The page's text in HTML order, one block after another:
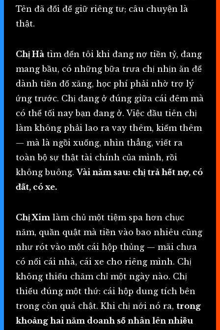
Tên đã đổi để giữ riêng tư; câu chuyện là
thật.
Chị Hà tìm đến tôi khi đang nợ tiền tỷ, đang
mang bầu, có những bữa trưa chị nhịn ăn để
dành tiền đổ xăng, học phí phải nhờ trợ lý
ứng trước. Chị đang ở đúng giữa cái đêm mà
có thể tối nay bạn đang ở. Việc đầu tiên chị
làm không phải lao ra vay thêm, kiếm thêm
— mà là ngồi xuống, nhìn thẳng, viết ra
toàn bộ sự thật tài chính của mình, rồi
không buông.Vài năm sau: chị trả hết nợ, có
đất, có xe.
Chị Xim làm chủ một tiệm spa hơn chục
năm, quần quật mà tiền vào bao nhiêu cũng
như rót vào một cái hộp thủng — mãi chưa
có nổi cái nhà, cái xe cho riêng mình. Chị
không thiếu chăm chỉ một ngày nào. Chị
thiếu đúng một thứ: cái hộp dung tích bên
trong còn quá chật. Khi chị nới nó ra, trong
khoảng hai năm doanh số nhân lên nhiều